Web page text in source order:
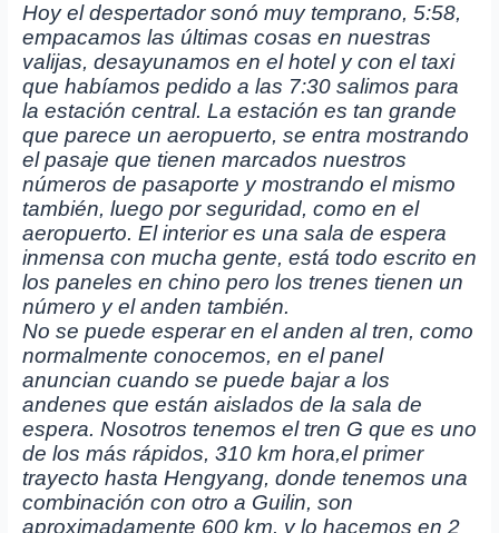
Hoy el despertador sonó muy temprano, 5:58,
empacamos las últimas cosas en nuestras
valijas, desayunamos en el hotel y con el taxi
que habíamos pedido a las 7:30 salimos para
la estación central. La estación es tan grande
que parece un aeropuerto, se entra mostrando
el pasaje que tienen marcados nuestros
números de pasaporte y mostrando el mismo
también, luego por seguridad, como en el
aeropuerto. El interior es una sala de espera
inmensa con mucha gente, está todo escrito en
los paneles en chino pero los trenes tienen un
número y el anden también.
No se puede esperar en el anden al tren, como
normalmente conocemos, en el panel
anuncian cuando se puede bajar a los
andenes que están aislados de la sala de
espera. Nosotros tenemos el tren G que es uno
de los más rápidos, 310 km hora,el primer
trayecto hasta Hengyang, donde tenemos una
combinación con otro a Guilin, son
aproximadamente 600 km. y lo hacemos en 2